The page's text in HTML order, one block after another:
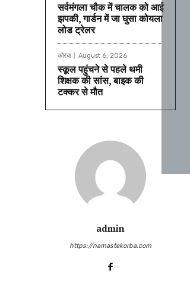
सर्वमंगला चौक में चालक को आई
झपकी, गार्डन में जा घुसा कोयला
लोड ट्रेलर
कोरबा August 6, 2026
स्कूल पहुंचने से पहले थमी
शिक्षक की सांस, बाइक की
टक्कर से मौत
admin
https://namastekorba.com